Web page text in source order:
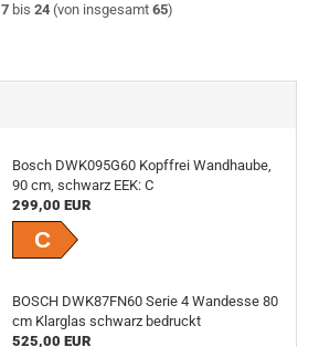
bis 24(von insgesamt 65)
Bosch DWK095G60 Kopf­frei Wandhaube,
90 cm, schwarz EEK: C
299,00 EUR
C
BOSCH DWK87FN60 Serie 4 Wandesse 80
cm Klarglas schwarz bedruckt
525,00 EUR